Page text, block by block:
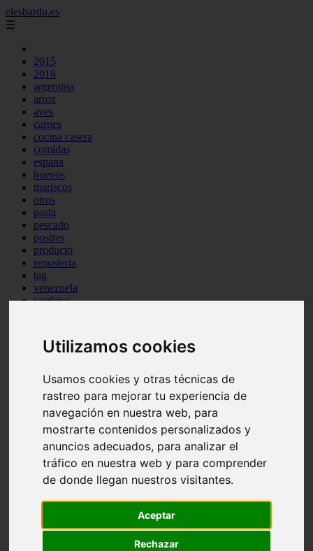
Utilizamos cookies
Usamos cookies y otras técnicas de
rastreo para mejorar tu experiencia de
navegación en nuestra web, para
mostrarte contenidos personalizados y
anuncios adecuados, para analizar el
tráfico en nuestra web y para comprender
de donde llegan nuestros visitantes.
Aceptar
Rechazar
elesbardu.es
☰
2015
2016
argentina
arroz
aves
carnes
cocina casera
comidas
espana
huevos
mariscos
otros
pasta
pescado
postres
producto
reposteria
tag
venezuela
verduras
Teruel - sarrión
Cádiz - algodonales
Madrid - madrid
Asturias - oviedo
Cádiz - el-puerto-de-santa-maría
Asturias - aller
álava - vitoria-gasteiz
Málaga - marbella
Zaragoza - zaragoza
Barcelona - barcelona
Valencia - valencia
Toledo - seseña
Cantabria - val-de-san-vicente